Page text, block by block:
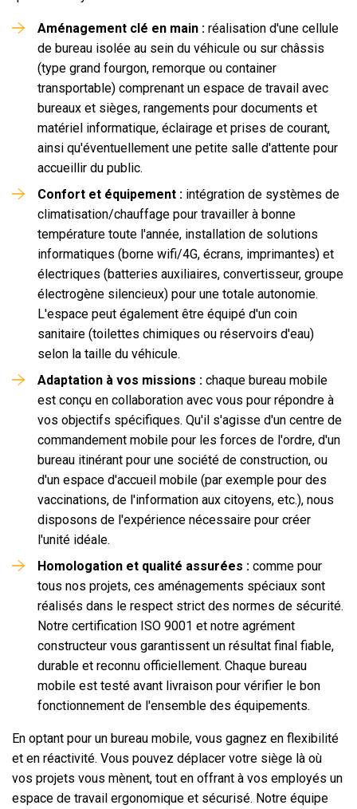
Aménagement clé en main : réalisation d'une cellule
de bureau isolée au sein du véhicule ou sur châssis
(type grand fourgon, remorque ou container
transportable) comprenant un espace de travail avec
bureaux et sièges, rangements pour documents et
matériel informatique, éclairage et prises de courant,
ainsi qu'éventuellement une petite salle d'attente pour
accueillir du public.
Confort et équipement : intégration de systèmes de
climatisation/chauffage pour travailler à bonne
température toute l'année, installation de solutions
informatiques (borne wifi/4G, écrans, imprimantes) et
électriques (batteries auxiliaires, convertisseur, groupe
électrogène silencieux) pour une totale autonomie.
L'espace peut également être équipé d'un coin
sanitaire (toilettes chimiques ou réservoirs d'eau)
selon la taille du véhicule.
Adaptation à vos missions : chaque bureau mobile
est conçu en collaboration avec vous pour répondre à
vos objectifs spécifiques. Qu'il s'agisse d'un centre de
commandement mobile pour les forces de l'ordre, d'un
bureau itinérant pour une société de construction, ou
d'un espace d'accueil mobile (par exemple pour des
vaccinations, de l'information aux citoyens, etc.), nous
disposons de l'expérience nécessaire pour créer
l'unité idéale.
Homologation et qualité assurées : comme pour
tous nos projets, ces aménagements spéciaux sont
réalisés dans le respect strict des normes de sécurité.
Notre certification ISO 9001 et notre agrément
constructeur vous garantissent un résultat final fiable,
durable et reconnu officiellement. Chaque bureau
mobile est testé avant livraison pour vérifier le bon
fonctionnement de l'ensemble des équipements.
En optant pour un bureau mobile, vous gagnez en flexibilité
et en réactivité. Vous pouvez déplacer votre siège là où
vos projets vous mènent, tout en offrant à vos employés un
espace de travail ergonomique et sécurisé. Notre équipe